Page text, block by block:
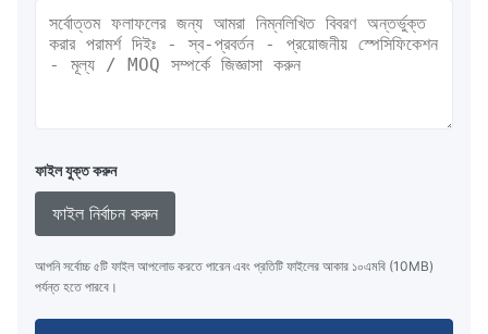
ফাইল যুক্ত করুন
ফাইল নির্বাচন করুন
আপনি সর্বোচ্চ ৫টি ফাইল আপলোড করতে পারেন এবং প্রতিটি ফাইলের আকার ১০এমবি (10MB)
পর্যন্ত হতে পারবে।